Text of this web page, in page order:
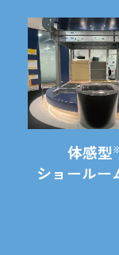
体感型
ショールー